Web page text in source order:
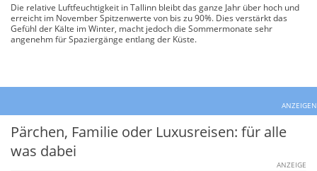
Die relative Luftfeuchtigkeit in Tallinn bleibt das ganze Jahr über hoch und
erreicht im November Spitzenwerte von bis zu 90%. Dies verstärkt das
Gefühl der Kälte im Winter, macht jedoch die Sommermonate sehr
angenehm für Spaziergänge entlang der Küste.
ANZEIGEN
Pärchen, Familie oder Luxusreisen: für alle
was dabei
ANZEIGE